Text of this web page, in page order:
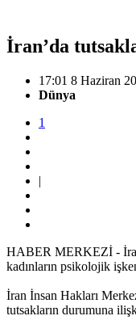
İran’da
17:01 8 Haziran
Dünya
1
|
HABER MERKEZİ -
kadınların psikolojik
İran İnsan Hakları
tutsakların durumuna